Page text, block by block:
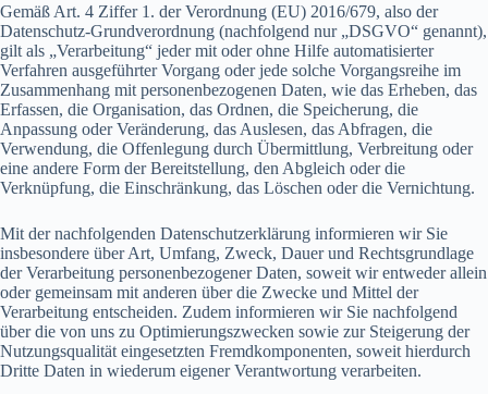
Gemäß Art. 4 Ziffer 1. der Verordnung (EU) 2016/679, also der
Datenschutz-Grundverordnung (nachfolgend nur „DSGVO“ genannt),
gilt als „Verarbeitung“ jeder mit oder ohne Hilfe automatisierter
Verfahren ausgeführter Vorgang oder jede solche Vorgangsreihe im
Zusammenhang mit personenbezogenen Daten, wie das Erheben, das
Erfassen, die Organisation, das Ordnen, die Speicherung, die
Anpassung oder Veränderung, das Auslesen, das Abfragen, die
Verwendung, die Offenlegung durch Übermittlung, Verbreitung oder
eine andere Form der Bereitstellung, den Abgleich oder die
Verknüpfung, die Einschränkung, das Löschen oder die Vernichtung.
Mit der nachfolgenden Datenschutzerklärung informieren wir Sie
insbesondere über Art, Umfang, Zweck, Dauer und Rechtsgrundlage
der Verarbeitung personenbezogener Daten, soweit wir entweder allein
oder gemeinsam mit anderen über die Zwecke und Mittel der
Verarbeitung entscheiden. Zudem informieren wir Sie nachfolgend
über die von uns zu Optimierungszwecken sowie zur Steigerung der
Nutzungsqualität eingesetzten Fremdkomponenten, soweit hierdurch
Dritte Daten in wiederum eigener Verantwortung verarbeiten.